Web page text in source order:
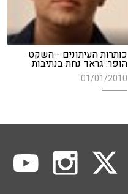
כותרות העיתונים - השקט
הופר: גראד נחת בנתיבות
01/01/2010